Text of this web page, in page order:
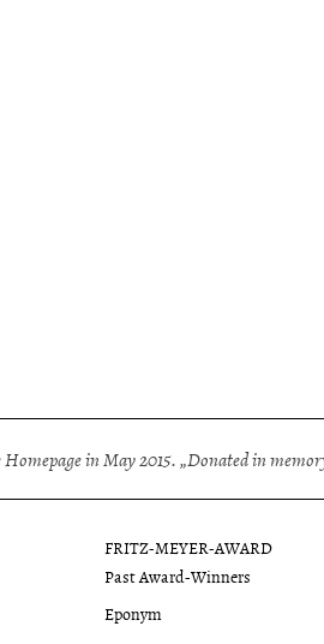
in May 2015. „Donated in
FRITZ-MEYER-AWARD
Past Award-Winners
Eponym